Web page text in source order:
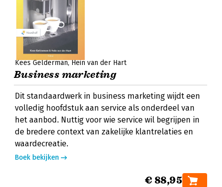
Kees Gelderman Hein van der Hart
Business marketing
Dit standaardwerk in business marketing wijdt een
volledig hoofdstuk aan service als onderdeel van
het aanbod. Nuttig voor wie service wil begrijpen in
de bredere context van zakelijke klantrelaties en
waardecreatie.
Boek bekijken
€ 88,95